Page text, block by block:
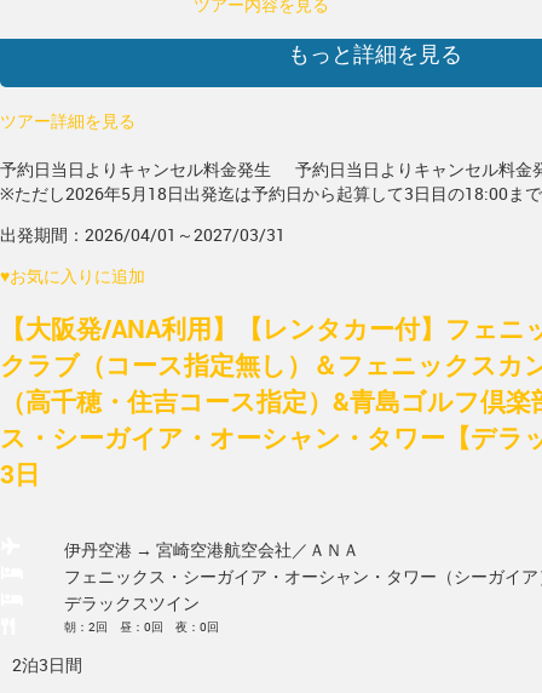
ツアー内容を見る
もっと詳細を見る
ツアー詳細を見る
予約日当日よりキャンセル料金発生
予約日当日よりキャンセル料金
※ただし2026年5月18日出発迄は予約日から起算して3日目の18:00ま
出発期間：2026/04/01～2027/03/31
♥お気に入りに追加
【大阪発/ANA利用】【レンタカー付】フェ
クラブ（コース指定無し）＆フェニックスカ
（高千穂・住吉コース指定）&青島ゴルフ倶
ス・シーガイア・オーシャン・タワー【デラ
3日
伊丹空港 → 宮崎空港航空会社／ＡＮＡ
フェニックス・シーガイア・オーシャン・タワー（シーガイ
デラックスツイン
朝：2回 昼：0回 夜：0回
2泊3日間